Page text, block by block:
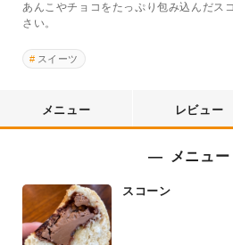
あんこやチョコをたっぷり包み込んだス
さい。
スイーツ
メニュー レビュー
メニュー
スコーン